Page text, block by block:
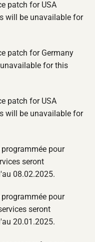
patch for USA
will be unavailable for
patch for Germany
for this
patch for USA
will be unavailable for
pour
seront
08.02.2025.
pour
seront
20.01.2025.